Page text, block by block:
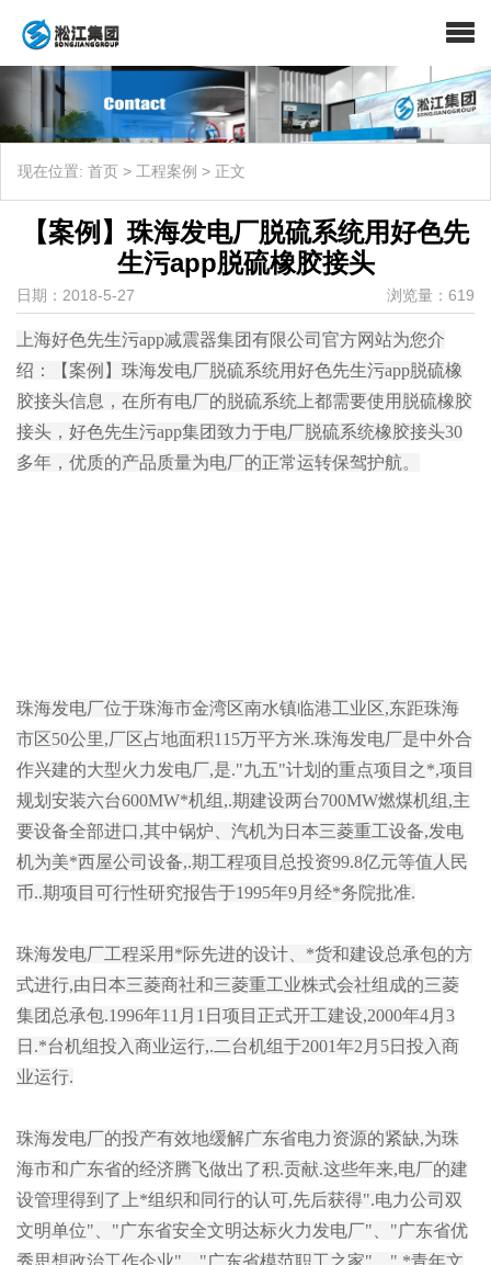
现在位置: 首页 > 工程案例 > 正文
【案例】珠海发电厂脱硫系统用好色先
生污app脱硫橡胶接头
日期：2018-5-27 浏览量：619
上海好色先生污app减震器集团有限公司官方网站为您介
绍：【案例】珠海发电厂脱硫系统用好色先生污app脱硫橡
胶接头信息，在所有电厂的脱硫系统上都需要使用脱硫橡胶
接头，好色先生污app集团致力于电厂脱硫系统橡胶接头30
多年，优质的产品质量为电厂的正常运转保驾护航。
珠海发电厂位于珠海市金湾区南水镇临港工业区,东距珠海
市区50公里,厂区占地面积115万平方米.珠海发电厂是中外合
作兴建的大型火力发电厂,是."九五"计划的重点项目之*,项目
规划安装六台600MW*机组,.期建设两台700MW燃煤机组,主
要设备全部进口,其中锅炉、汽机为日本三菱重工设备,发电
机为美*西屋公司设备,.期工程项目总投资99.8亿元等值人民
币..期项目可行性研究报告于1995年9月经*务院批准.
珠海发电厂工程采用*际先进的设计、*货和建设总承包的方
式进行,由日本三菱商社和三菱重工业株式会社组成的三菱
集团总承包.1996年11月1日项目正式开工建设,2000年4月3
日.*台机组投入商业运行,.二台机组于2001年2月5日投入商
业运行.
珠海发电厂的投产有效地缓解广东省电力资源的紧缺,为珠
海市和广东省的经济腾飞做出了积.贡献.这些年来,电厂的建
设管理得到了上*组织和同行的认可,先后获得".电力公司双
文明单位"、"广东省安全文明达标火力发电厂"、"广东省优
秀思想政治工作企业"、"广东省模范职工之家"、".*青年文